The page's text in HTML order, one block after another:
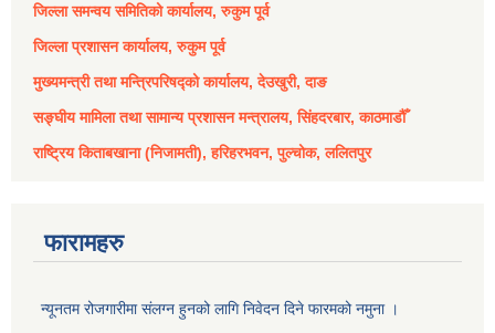
जिल्ला समन्वय समितिको कार्यालय, रुकुम पूर्व
जिल्ला प्रशासन कार्यालय, रुकुम पूर्व
मुख्यमन्त्री तथा मन्त्रिपरिषद्को कार्यालय, देउखुरी, दाङ
सङ्घीय मामिला तथा सामान्य प्रशासन मन्त्रालय, सिंहदरबार, काठमाडौँ
राष्ट्रिय किताबखाना (निजामती), हरिहरभवन, पुल्चोक, ललितपुर
फारामहरु
न्यूनतम रोजगारीमा संलग्न हुनको लागि निवेदन दिने फारमको नमुना ।